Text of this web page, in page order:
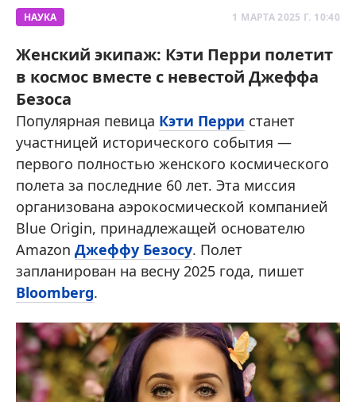
НАУКА 1 МАРТА 2025 Г. 10:40
Женский экипаж: Кэти Перри полетит
в космос вместе с невестой Джеффа
Безоса
Популярная певица Кэти Перри станет
участницей исторического события —
первого полностью женского космического
полета за последние 60 лет. Эта миссия
организована аэрокосмической компанией
Blue Origin, принадлежащей основателю
Amazon Джеффу Безосу. Полет
запланирован на весну 2025 года, пишет
Bloomberg.